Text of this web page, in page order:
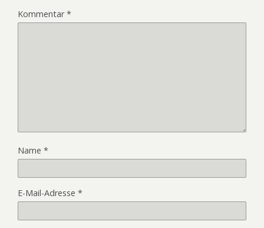
Kommentar*
Name *
E-Mail-Adresse *